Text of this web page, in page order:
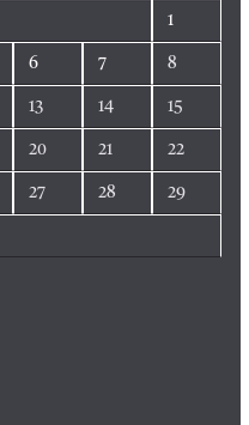
1
6 7 8
13 14 15
20 21 22
27 28 29